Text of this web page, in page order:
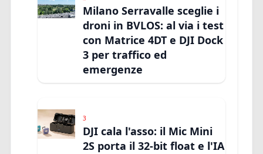
Milano Serravalle sceglie i
droni in BVLOS: al via i test
con Matrice 4DT e DJI Dock
3 per traffico ed
emergenze
3
DJI cala l'asso: il Mic Mini
2S porta il 32-bit float e l'IA